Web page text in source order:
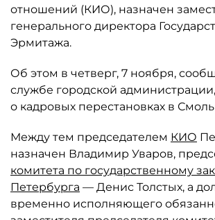
отношений (КИО), назначен
генерального директора
Эрмитажа.
Об этом в четверг, 7 ноября,
службе городской
о кадровых перестановках в
Между тем председателем КИО
назначен Владимир Уваров,
комитета по государственному
Петербурга — Денис Толстых, а
временно исполняющего